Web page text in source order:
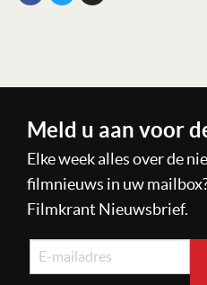
Meld u aan voor
Elke week alles over de
filmnieuws in uw
Filmkrant Nieuwsbrief.